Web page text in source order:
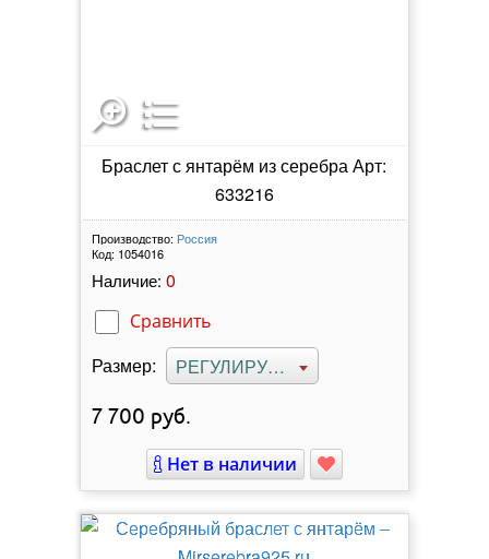
Браслет с янтарём из серебра Арт:
633216
Производство: Россия
Код: 1054016
Наличие: 0
Сравнить
Размер: РЕГУЛИРУЕМЫЙ
7 700 руб.
Нет в наличии